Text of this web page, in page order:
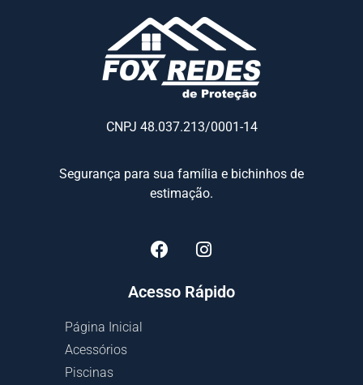
CNPJ 48.037.213/0001-14
Segurança para sua família e bichinhos de
estimação.
Acesso Rápido
Página Inicial
Acessórios
Piscinas